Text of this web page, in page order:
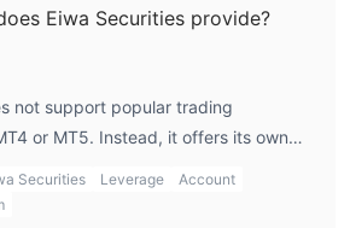
Securities
Eiwa Securities provide?
not support popular trading
or MT5. Instead, it offers its own
While this platform may cater
it may not provide the advanced
Securities Leverage
Account